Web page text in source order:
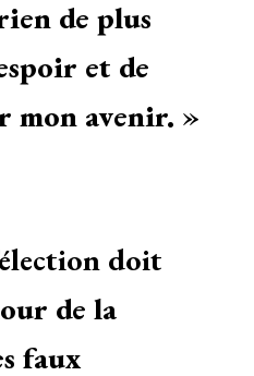
de plus
et de
mon avenir. »
doit
de la
faux